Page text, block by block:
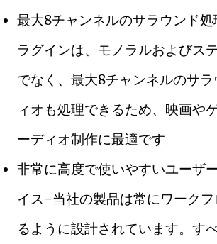
最大8チャンネルのサラウンド
ラグインは、モノラルおよびス
でなく、最大8チャンネルのサ
ィオも処理できるため、映画や
ーディオ制作に最適です。
非常に高度で使いやすいユーザ
イス-当社の製品は常にワーク
るように設計されています。す